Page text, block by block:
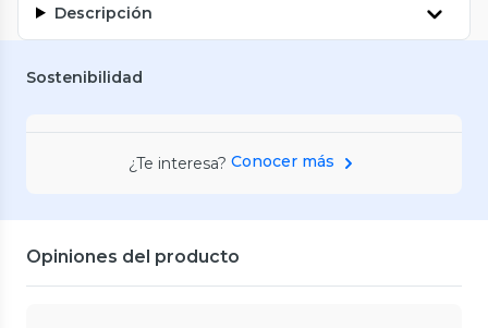
Descripción
Sostenibilidad
¿Te interesa? Conocer más
Opiniones del producto